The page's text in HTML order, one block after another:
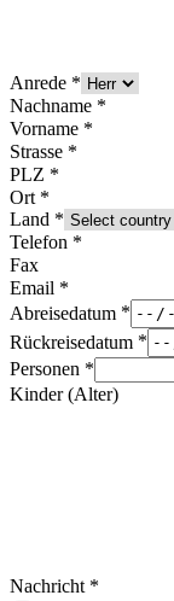
Anrede
Nachname
Vorname
Strasse
PLZ
Ort
Land
Telefon
Fax
Email
Abreisedatum
Rückreisedatum
Personen
Kinder (Alter)
Nachricht